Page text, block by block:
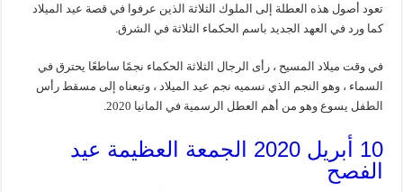
تعود أصول هذه العطلة إلى الملوك الثلاثة الذين عرفوا في قصة عيد الميلاد
كما ورد في العهد الجديد باسم الحكماء الثلاثة في الشرق.
في وقت ميلاد المسيح ، رأى الرجال الثلاثة الحكماء نجمًا ساطعًا يحترق في
السماء ، وهو النجم الذي نسميه نجم عيد الميلاد ، وتبعناه إلى مسقط رأس
الطفل يسوع وهو من أهم العطل الرسمية في المانيا 2020.
10 أبريل 2020 الجمعة العظيمة عيد
الفصح